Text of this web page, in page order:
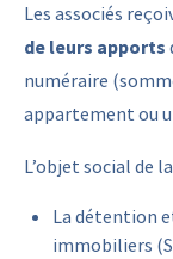
Les associés
de leurs apports
numéraire
appartement ou
L’objet social de
La détention
immobiliers